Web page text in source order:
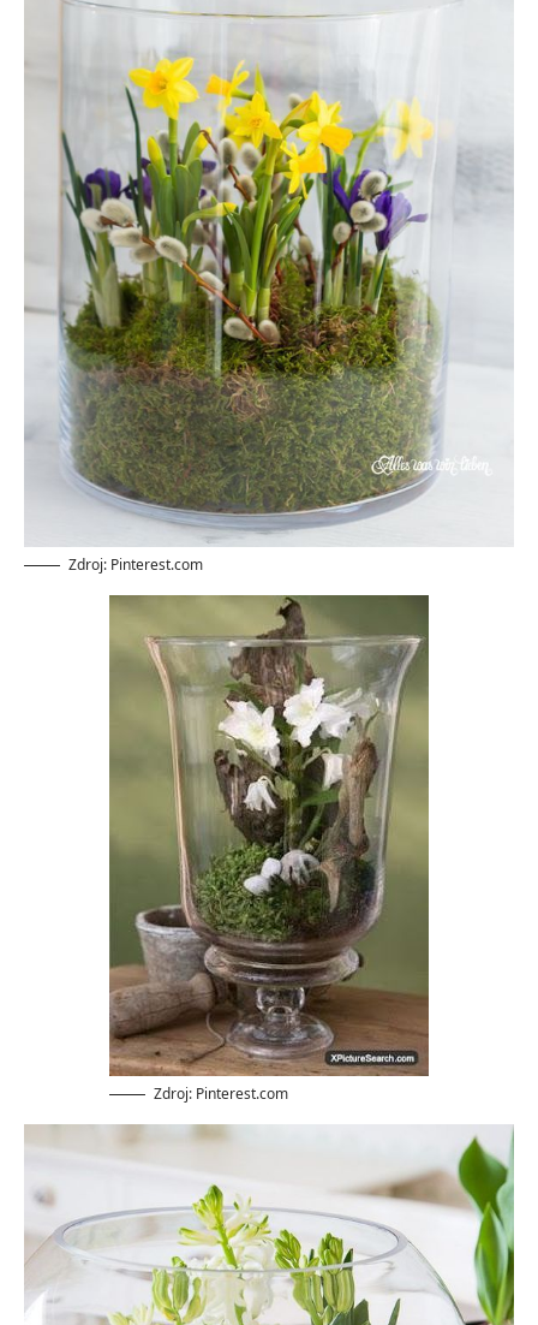
Zdroj: Pinterest.com
Zdroj: Pinterest.com